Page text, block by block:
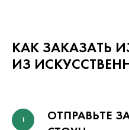
КАК ЗАКАЗАТЬ
ИЗ
1
ОТПРАВЬТЕ